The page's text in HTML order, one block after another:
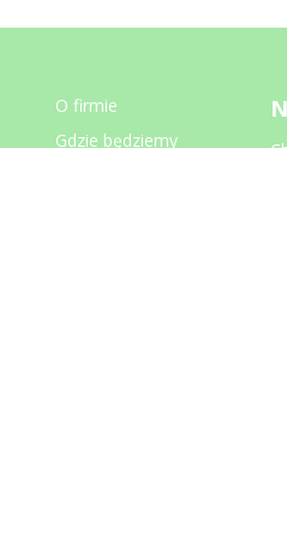
O firmie
Gdzie będziemy